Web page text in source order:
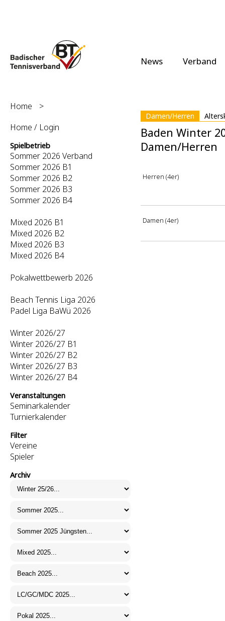
News Verband
Damen/Herren
Home
>
Home / Login
Spielbetrieb
Sommer 2026 Verband
Sommer 2026 B1
Sommer 2026 B2
Sommer 2026 B3
Sommer 2026 B4
Mixed 2026 B1
Mixed 2026 B2
Mixed 2026 B3
Mixed 2026 B4
Pokalwettbewerb 2026
Beach Tennis Liga 2026
Padel Liga BaWü 2026
Winter 2026/27
Winter 2026/27 B1
Winter 2026/27 B2
Winter 2026/27 B3
Winter 2026/27 B4
Veranstaltungen
Seminarkalender
Turnierkalender
Filter
Vereine
Spieler
Archiv
Baden Winter
Damen/Herren
Herren (4er)
Damen (4er)